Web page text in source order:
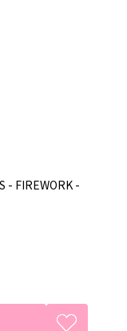
- FIREWORK -